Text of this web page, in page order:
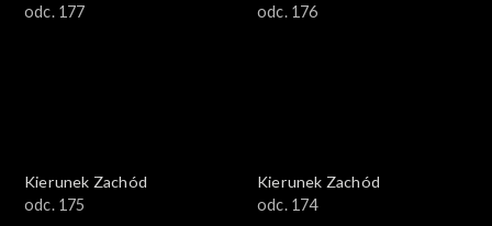
odc. 177
odc. 176
Kierunek Zachód
odc. 175
Kierunek Zachód
odc. 174